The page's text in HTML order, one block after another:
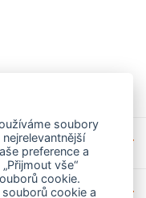
soubory
preference a
vše“
cookie.
souborů cookie a